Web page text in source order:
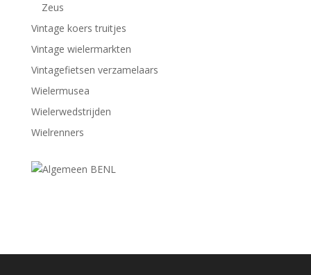
Zeus
Vintage koers truitjes
Vintage wielermarkten
Vintagefietsen verzamelaars
Wielermusea
Wielerwedstrijden
Wielrenners